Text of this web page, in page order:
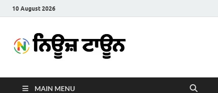
10 August 2026
Town
MAIN MENU